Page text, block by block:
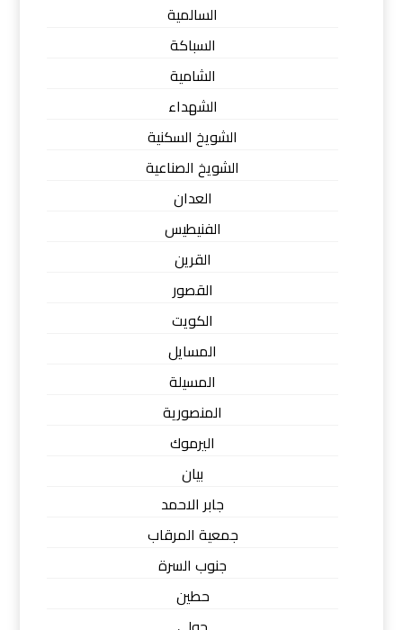
السالمية
السباكة
الشامية
الشهداء
الشويخ السكنية
الشويخ الصناعية
العدان
الفنيطيس
القرين
القصور
الكويت
المسايل
المسيلة
المنصورية
اليرموك
بيان
جابر الاحمد
جمعية المرقاب
جنوب السرة
حطين